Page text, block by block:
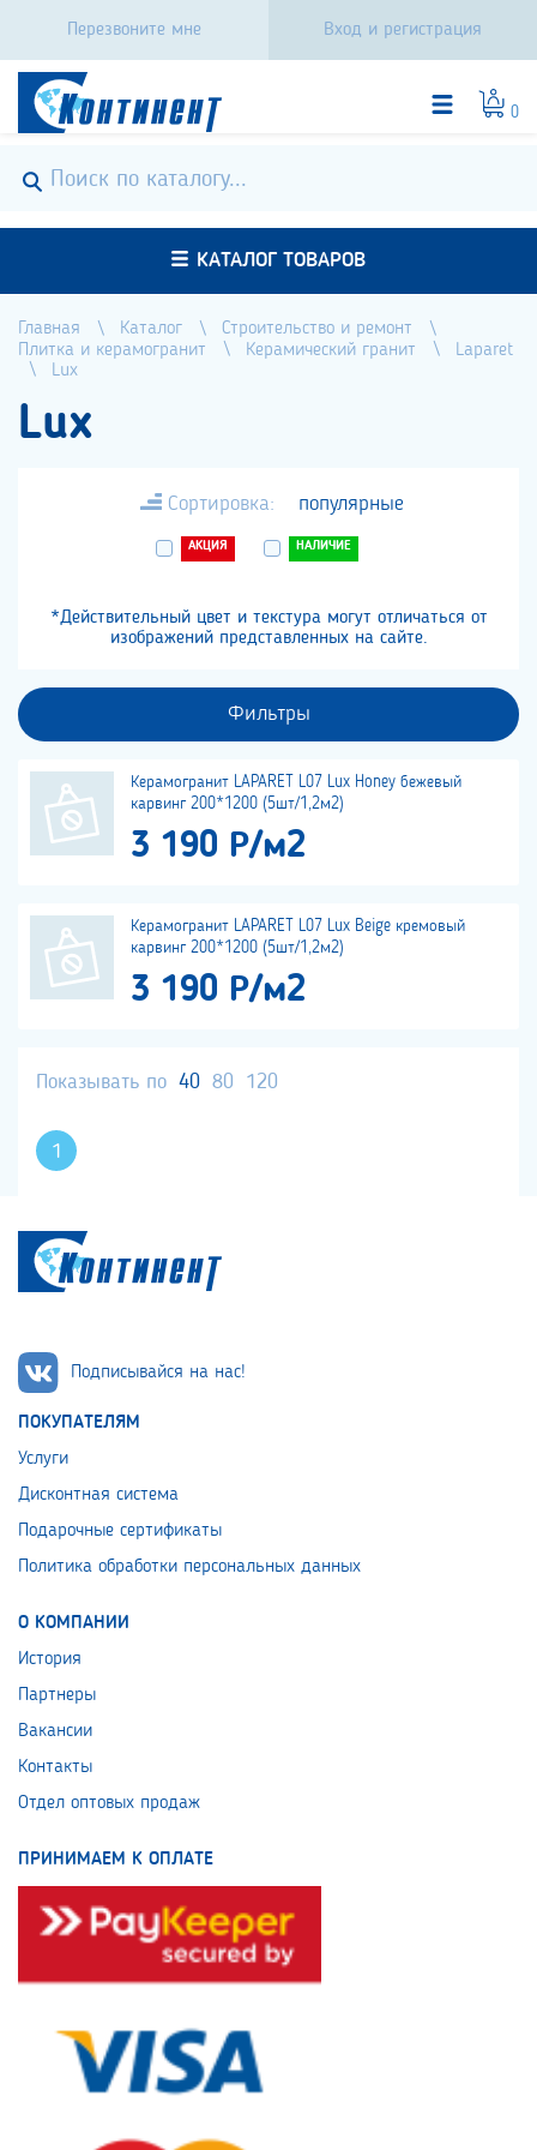
Перезвоните мне Вход и регистрация
0
КАТАЛОГ ТОВАРОВ
Главная Каталог
Строительство и ремонт
Плитка и керамогранит
Керамический гранит
Laparet
Lux
Lux
Сортировка: популярные
АКЦИЯ НАЛИЧИЕ
*Действительный цвет и текстура могут отличаться от
изображений представленных на сайте.
Фильтры
Керамогранит LAPARET L07 Lux Honey бежевый
карвинг 200*1200 (5шт/1,2м2)
3 190 Р/м2
Керамогранит LAPARET L07 Lux Beige кремовый
карвинг 200*1200 (5шт/1,2м2)
3 190 Р/м2
Показывать по 40 80 120
1
Подписывайся на нас!
ПОКУПАТЕЛЯМ
Услуги
Дисконтная система
Подарочные сертификаты
Политика обработки персональных данных
О КОМПАНИИ
История
Партнеры
Вакансии
Контакты
Отдел оптовых продаж
ПРИНИМАЕМ К ОПЛАТЕ